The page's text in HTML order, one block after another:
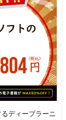
ディープラーニ